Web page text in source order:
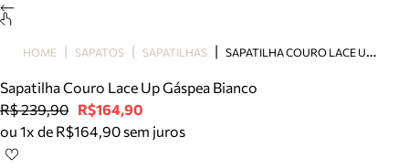
Bolsa
Tamanco
Tênis
Mule
HOME SAPATOS SAPATILHAS S
APATILHA COURO LACE UP GÁSPEA BIANCO
Sapatilha Couro Lace Up Gáspea Bianco
R$ 239,90 R$164,90
ou 1x de R$164,90 sem juros